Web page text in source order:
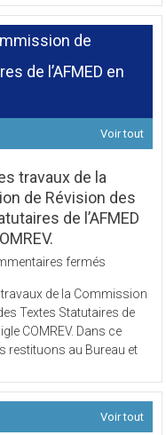
de
de l’AFMED en
Voir tout
travaux de la
de Révision des
de l’AFMED
fermés
des
travaux
de
la
de
Révision
de la Commission
Textes Statutaires de
COMREV. Dans ce
restituons au Bureau et
Voir tout